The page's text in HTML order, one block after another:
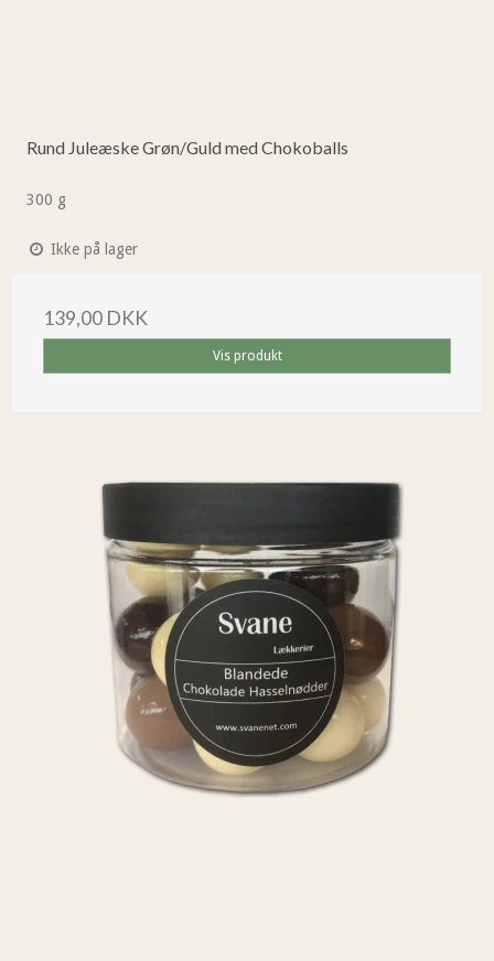
Rund Juleæske Grøn/Guld med Chokoballs
300 g
Ikke på lager
139,00 DKK
Vis produkt